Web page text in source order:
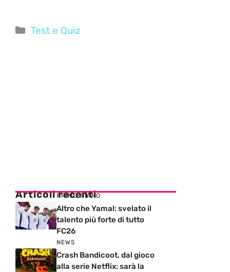
Categorie
Test e Quiz
Articoli recenti
PRIMO PIANO
Altro che Yamal: svelato il
talento più forte di tutto
FC26
NEWS
Crash Bandicoot, dal gioco
alla serie Netflix: sarà la